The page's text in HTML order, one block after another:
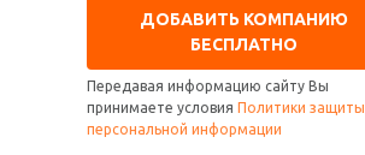
ДОБАВИТЬ КОМПАНИЮ
БЕСПЛАТНО
Передавая информацию сайту Вы
принимаете условияПолитики защиты
персональной информации